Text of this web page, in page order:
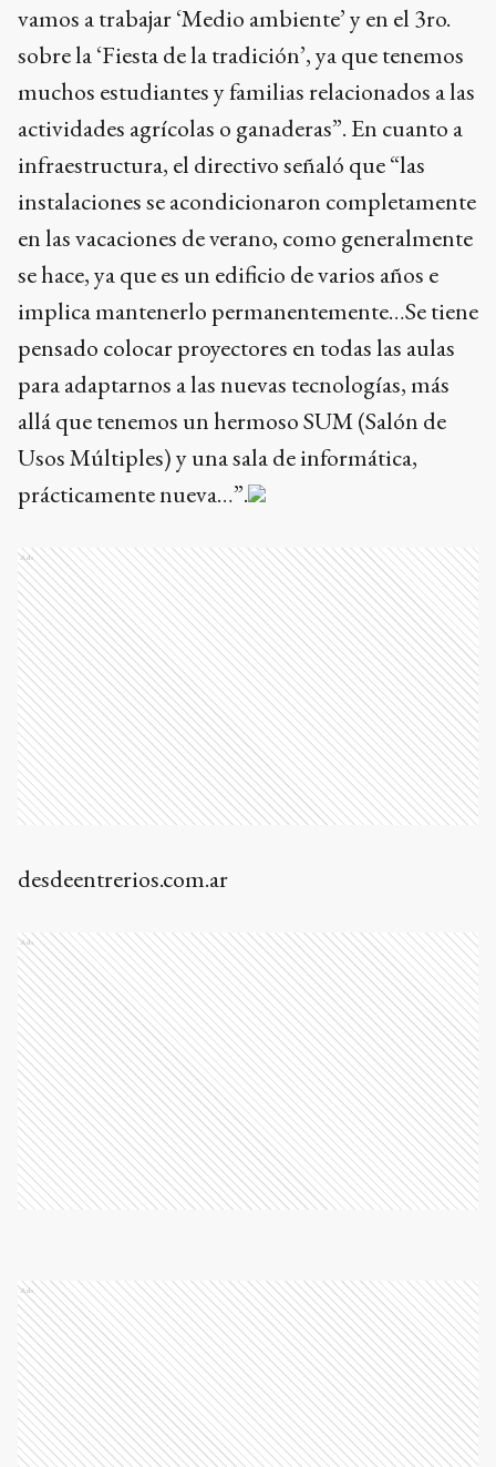
vamos a trabajar ‘Medio ambiente’ y en el 3ro.
sobre la ‘Fiesta de la tradición’, ya que tenemos
muchos estudiantes y familias relacionados a las
actividades agrícolas o ganaderas”. En cuanto a
infraestructura, el directivo señaló que “las
instalaciones se acondicionaron completamente
en las vacaciones de verano, como generalmente
se hace, ya que es un edificio de varios años e
implica mantenerlo permanentemente…Se tiene
pensado colocar proyectores en todas las aulas
para adaptarnos a las nuevas tecnologías, más
allá que tenemos un hermoso SUM (Salón de
Usos Múltiples) y una sala de informática,
prácticamente nueva…”.
Ads
desdeentrerios.com.ar
Ads
Ads